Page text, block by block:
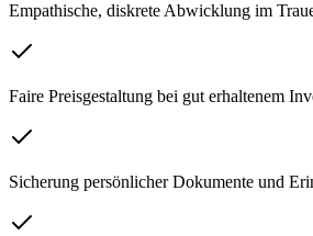
Empathische, diskrete Abwicklung im
Faire Preisgestaltung bei gut erhaltenem
Sicherung persönlicher Dokumente und